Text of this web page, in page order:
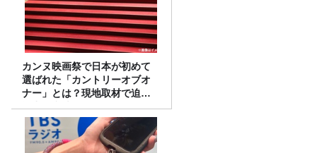
カンヌ映画祭で日本が初めて
選ばれた「カントリーオブオ
ナー」とは？現地取材で迫る
選出の意味